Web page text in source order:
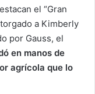
el “Gran
a Kimberly
por Gauss, el
en manos de
agrícola que lo